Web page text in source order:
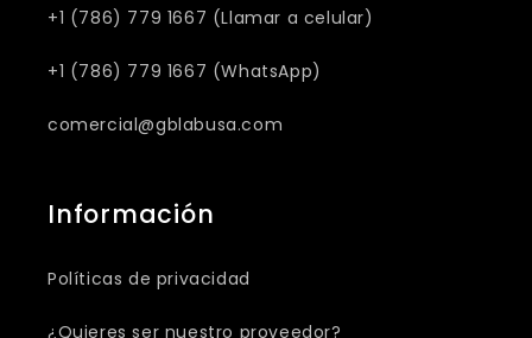
+1 (786) 779 1667 (Llamar a celular)
+1 (786) 779 1667 (WhatsApp)
comercial@gblabusa.com
Información
Políticas de privacidad
¿Quieres ser nuestro proveedor?